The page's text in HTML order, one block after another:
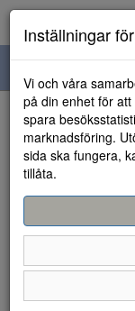
navigation
HEM
Inställningar
Vi och våra
på din enhet för
spara
marknadsföring.
sida ska fungera,
tillåta.